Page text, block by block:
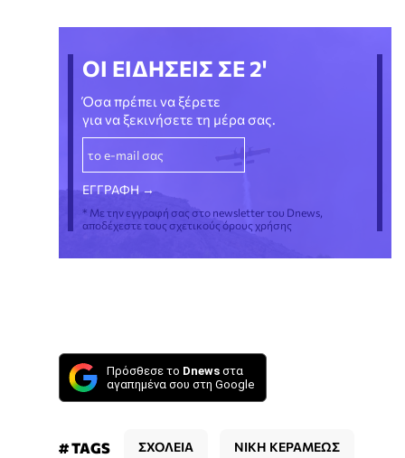
ΟΙ ΕΙΔΗΣΕΙΣ ΣΕ 2'
Όσα πρέπει να ξέρετε
για να ξεκινήσετε τη μέρα σας.
* Με την εγγραφή σας στο newsletter του Dnews,
αποδέχεστε τους σχετικούς όρους χρήσης
Πρόσθεσε το Dnews στα
αγαπημένα σου στη Google
# TAGS ΣΧΟΛΕΙΑ ΝΙΚΗ ΚΕΡΑΜΕΩΣ